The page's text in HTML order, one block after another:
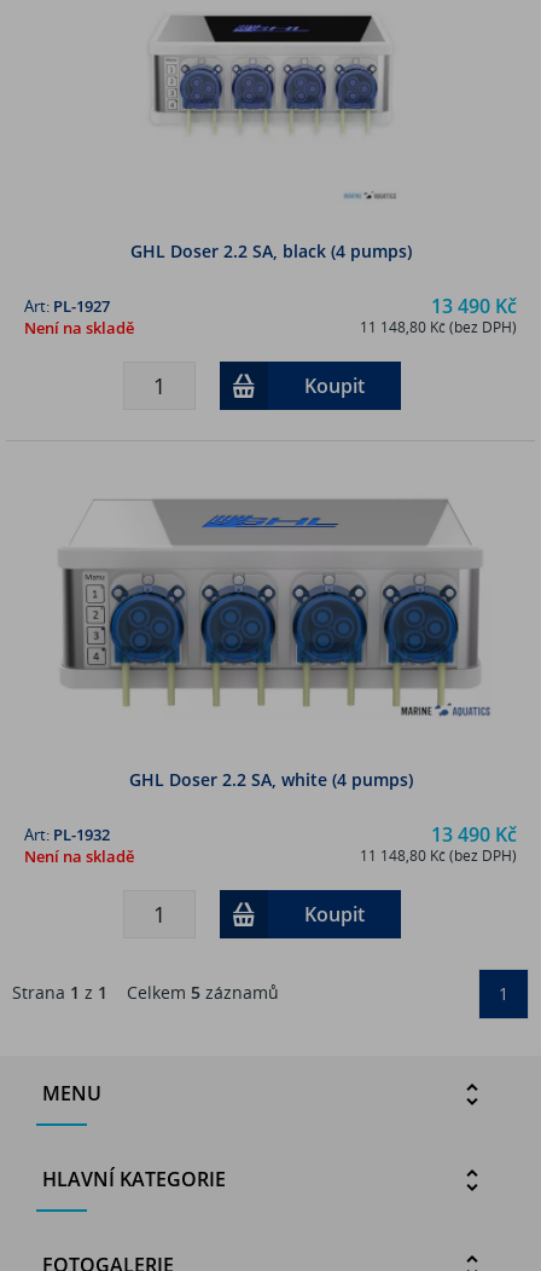
GHL Doser 2.2 SA, black (4 pumps)
13 490 Kč
11 148,80 Kč (bez DPH)
Art: PL-1927
Není na skladě
Koupit
GHL Doser 2.2 SA, white (4 pumps)
13 490 Kč
11 148,80 Kč (bez DPH)
Art: PL-1932
Není na skladě
Koupit
Strana 1 z 1 Celkem 5 záznamů 1
MENU
HLAVNÍ KATEGORIE
FOTOGALERIE